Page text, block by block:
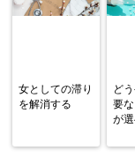
女としての滞り
を解消する
ど
要
が